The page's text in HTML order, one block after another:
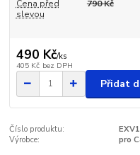
Cena před
slevou
790 Kč
490 Kč/ks
405 Kč bez DPH
Přidat
Číslo produktu:
Výrobce:
pro